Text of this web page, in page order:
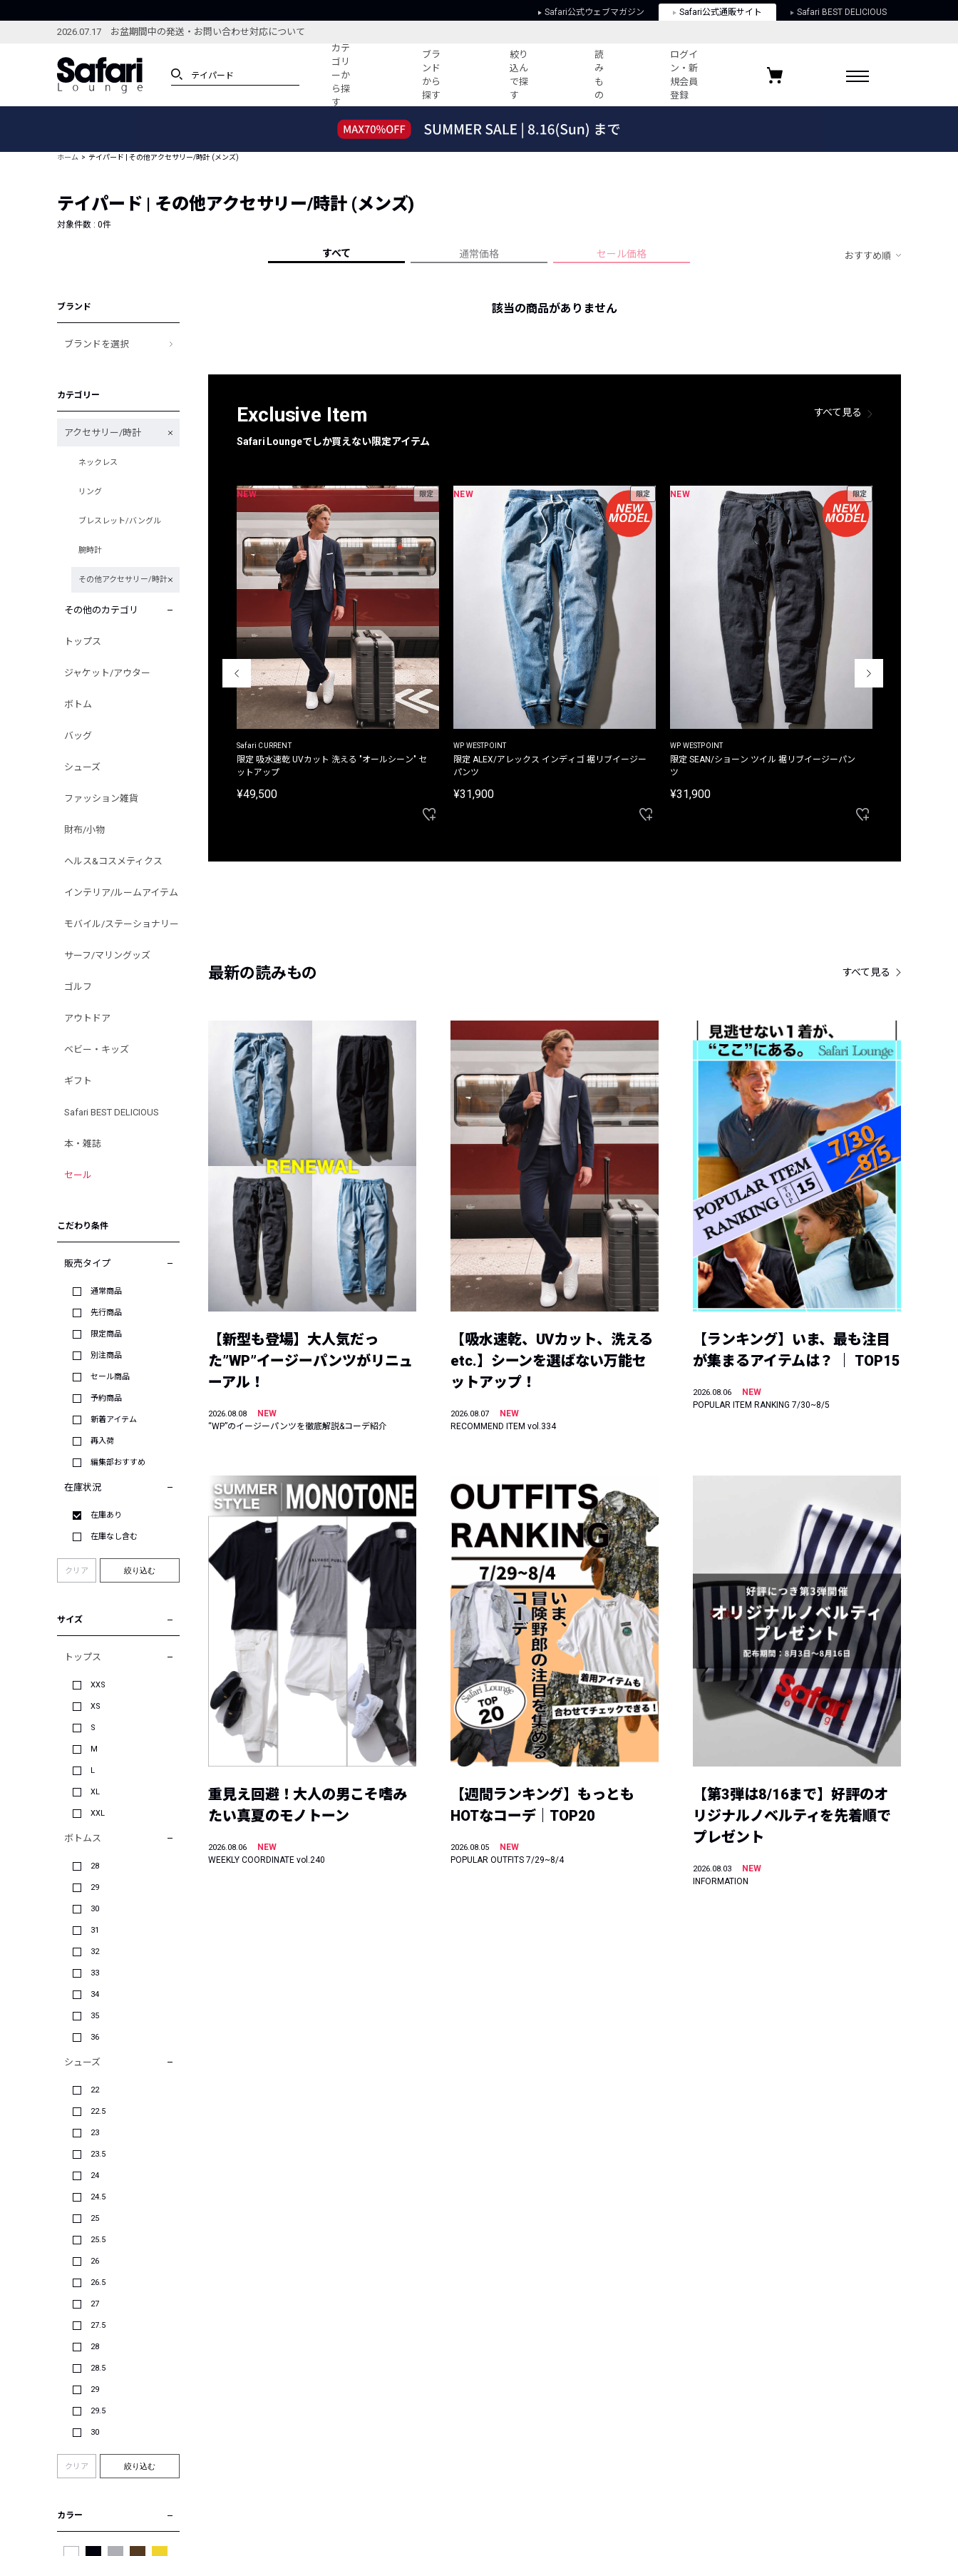
Safari公式ウェブマガジン Safari公式通販サイト Safari BEST DELICIOUS
2026.07.17 お盆期間中の発送・お問い合わせ対応について
カテ
ゴリ
ーか
ら探
す
ブラ
ンド
から
探す
絞り
込ん
で探
す
読
み
も
の
ログイ
ン・新
規会員
登録
ブランドから探す
新着アイテム
編集部のおすすめアイテム
特集記事
コーディネート
すべての記事
ーデ紹介
HOTなコーデ TOP20
人気記事ランキング
フォーカスブランド
プライバシーポリシー
お気に入りブランド
ホーム テイパード | その他アクセサリー/時計 (メンズ)
テイパード | その他アクセサリー/時計 (メンズ)
対象件数 : 0件
すべて 通常価格 セール価格 おすすめ順
ブランド
ブランドを選択
カテゴリー
アクセサリー/時計
ネックレス
リング
ブレスレット/バングル
腕時計
その他アクセサリー/時計
その他のカテゴリ
トップス
ジャケット/アウター
ボトム
バッグ
シューズ
ファッション雑貨
財布/小物
ヘルス&コスメティクス
インテリア/ルームアイテム
モバイル/ステーショナリー
サーフ/マリングッズ
ゴルフ
アウトドア
ベビー・キッズ
ギフト
Safari BEST DELICIOUS
本・雑誌
セール
こだわり条件
販売タイプ
通常商品
先行商品
限定商品
別注商品
セール商品
予約商品
新着アイテム
再入荷
編集部おすすめ
在庫状況
在庫あり
在庫なし含む
クリア 絞り込む
サイズ
トップス
XXS
XS
S
M
L
XL
XXL
ボトムス
28
29
30
31
32
33
34
35
36
シューズ
22
22.5
23
23.5
24
24.5
25
25.5
26
26.5
27
27.5
28
28.5
29
29.5
30
クリア 絞り込む
カラー
該当の商品がありません
Exclusive Item
Safari Loungeでしか買えない限定アイテム
すべて見る
NEW 限定
Safari CURRENT
限定 吸水速乾 UVカット 洗える "オールシーン" セ
ットアップ
¥49,500
NEW 限定
WP WESTPOINT
限定 ALEX/アレックス インディゴ 裾リブイージー
パンツ
¥31,900
NEW 限定
WP WESTPOINT
限定 SEAN/ショーン ツイル 裾リブイージーパン
ツ
¥31,900
最新の読みもの すべて見る
【新型も登場】大人気だっ
た”WP”イージーパンツがリニュ
ーアル！
2026.08.08
NEW
“WP”のイージーパンツを徹底解説&コーデ紹介
【吸水速乾、UVカット、洗える
etc.】シーンを選ばない万能セ
ットアップ！
2026.08.07
NEW
RECOMMEND ITEM vol.334
【ランキング】いま、最も注目
が集まるアイテムは？ ｜ TOP15
2026.08.06
NEW
POPULAR ITEM RANKING 7/30~8/5
重見え回避！大人の男こそ嗜み
たい真夏のモノトーン
2026.08.06
NEW
WEEKLY COORDINATE vol.240
【週間ランキング】もっとも
HOTなコーデ｜TOP20
2026.08.05
NEW
POPULAR OUTFITS 7/29~8/4
【第3弾は8/16まで】好評のオ
リジナルノベルティを先着順で
プレゼント
2026.08.03
NEW
INFORMATION